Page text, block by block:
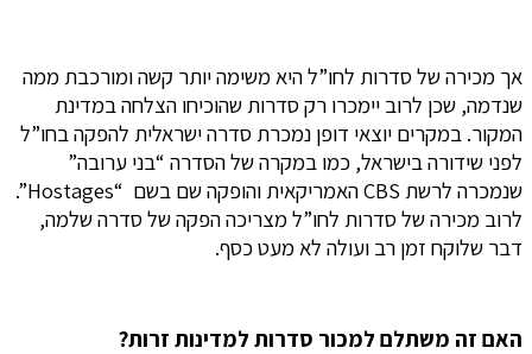
אך מכירה של סדרות לחו”ל היא משימה יותר קשה ומורכבת ממה
שנדמה, שכן לרוב יימכרו רק סדרות שהוכיחו הצלחה במדינת
המקור. במקרים יוצאי דופן נמכרת סדרה ישראלית להפקה בחו”ל
לפני שידורה בישראל, כמו במקרה של הסדרה “בני ערובה”
שנמכרה לרשת CBS האמריקאית והופקה שם בשם “Hostages”.
לרוב מכירה של סדרות לחו”ל מצריכה הפקה של סדרה שלמה,
דבר שלוקח זמן רב ועולה לא מעט כסף.
האם זה משתלם למכור סדרות למדינות זרות?